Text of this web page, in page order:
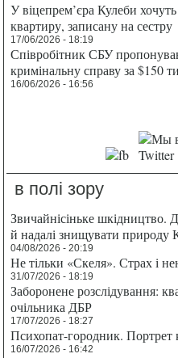
У віцепрем’єра Кулеби
квартиру, записану на сестру
17/06/2026 - 18:19
Співробітник СБУ
кримінальну справу за $150
16/06/2026 - 16:56
в полі зору
Звичайнісіньке шкідництво.
й надалі знищувати природу
04/08/2026 - 20:19
Не тільки «Скеля». Страх і
31/07/2026 - 18:19
Заборонене розслідування:
очільника ДБР
17/07/2026 - 18:27
Психопат-городник. Портрет
16/07/2026 - 16:42